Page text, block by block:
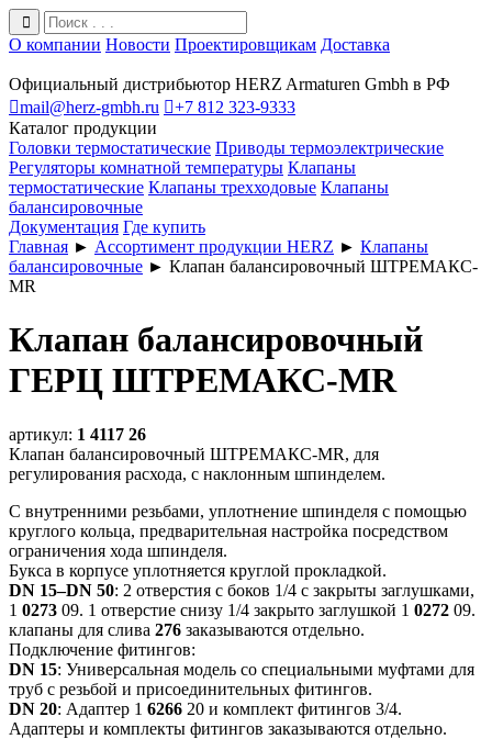
О компании Новости Проектировщикам Доставка
Официальный дистрибьютор HERZ Armaturen Gmbh в РФ
mail@herz-gmbh.ru +7 812 323-9333
Каталог продукции
Головки термостатические Приводы термоэлектрические
Регуляторы комнатной температуры Клапаны
термостатические Клапаны трехходовые Клапаны
балансировочные
Документация Где купить
Главная ► Ассортимент продукции HERZ ► Клапаны
балансировочные ► Клапан балансировочный ШТРЕМАКС-
MR
Клапан балансировочный
ГЕРЦ ШТРЕМАКС-MR
артикул: 1 4117 26
Клапан балансировочный ШТРЕМАКС-MR, для
регулирования расхода, с наклонным шпинделем.
C внутренними резьбами, уплотнение шпинделя с помощью
круглого кольца, предварительная настройка посредством
ограничения хода шпинделя.
Букса в корпусе уплотняется круглой прокладкой.
DN 15–DN 50: 2 отверстия с боков 1/4 с закрыты заглушками,
1 0273 09. 1 отверстие снизу 1/4 закрыто заглушкой 1 0272 09.
клапаны для слива 276 заказываются отдельно.
Подключение фитингов:
DN 15: Универсальная модель со специальными муфтами для
труб с резьбой и присоединительных фитингов.
DN 20: Адаптер 1 6266 20 и комплект фитингов 3/4.
Адаптеры и комплекты фитингов заказываются отдельно.